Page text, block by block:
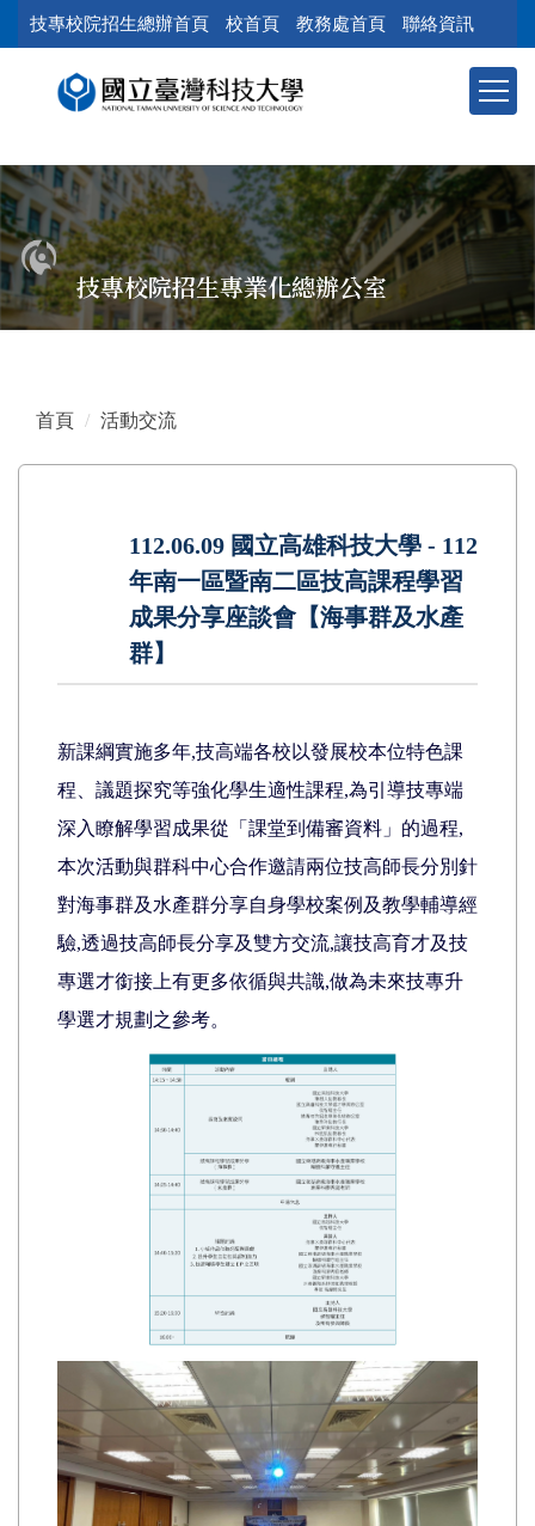
到
容
區
塊
技專校院招生總辦首頁 校首頁 教務處首頁 聯絡資訊
技專校院招生專業化總辦公室
首頁 活動交流
112.06.09 國立高雄科技大學 - 112
年南一區暨南二區技高課程學習
成果分享座談會【海事群及水產
群】
新課綱實施多年,技高端各校以發展校本位特色課
程、議題探究等強化學生適性課程,為引導技專端
深入瞭解學習成果從「課堂到備審資料」的過程,
本次活動與群科中心合作邀請兩位技高師長分別針
對海事群及水產群分享自身學校案例及教學輔導經
驗,透過技高師長分享及雙方交流,讓技高育才及技
專選才銜接上有更多依循與共識,做為未來技專升
學選才規劃之參考。